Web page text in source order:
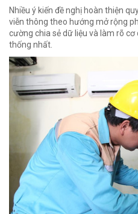
Nhiều ý kiến đề nghị hoàn thiện
viễn thông theo hướng mở rộng
cường chia sẻ dữ liệu và làm rõ
thống nhất.